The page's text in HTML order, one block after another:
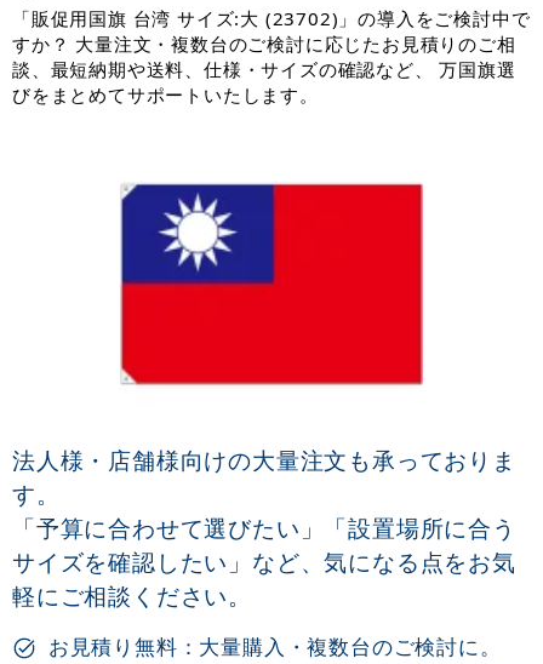
「販促用国旗 台湾 サイズ:大 (23702)」の導入をご検討中で
すか？ 大量注文・複数台のご検討に応じたお見積りのご相
談、最短納期や送料、仕様・サイズの確認など、 万国旗選
びをまとめてサポートいたします。
法人様・店舗様向けの大量注文も承っておりま
す。
「予算に合わせて選びたい」「設置場所に合う
サイズを確認したい」など、気になる点をお気
軽にご相談ください。
お見積り無料：大量購入・複数台のご検討に。